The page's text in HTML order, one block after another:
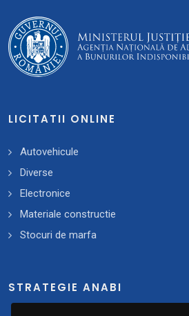
LICITATII ONLINE
Autovehicule
Diverse
Electronice
Materiale constructie
Stocuri de marfa
STRATEGIE ANABI